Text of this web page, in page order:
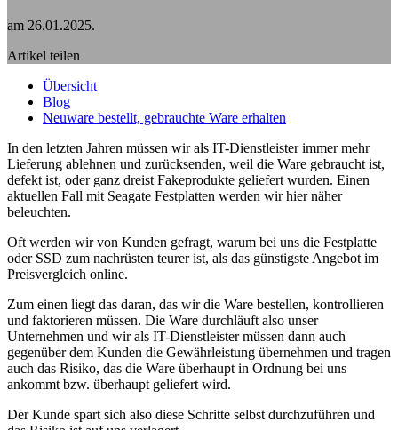
am 26.01.2025.
Artikel teilen
Übersicht
Blog
Neuware bestellt, gebrauchte Ware erhalten
In den letzten Jahren müssen wir als IT-Dienstleister immer mehr
Lieferung ablehnen und zurücksenden, weil die Ware gebraucht ist,
defekt ist, oder ganz dreist Fakeprodukte geliefert wurden. Einen
aktuellen Fall mit Seagate Festplatten werden wir hier näher
beleuchten.
Oft werden wir von Kunden gefragt, warum bei uns die Festplatte
oder SSD zum nachrüsten teurer ist, als das günstigste Angebot im
Preisvergleich online.
Zum einen liegt das daran, das wir die Ware bestellen, kontrollieren
und faktorieren müssen. Die Ware durchläuft also unser
Unternehmen und wir als IT-Dienstleister müssen dann auch
gegenüber dem Kunden die Gewährleistung übernehmen und tragen
auch das Risiko, das die Ware überhaupt in Ordnung bei uns
ankommt bzw. überhaupt geliefert wird.
Der Kunde spart sich also diese Schritte selbst durchzuführen und